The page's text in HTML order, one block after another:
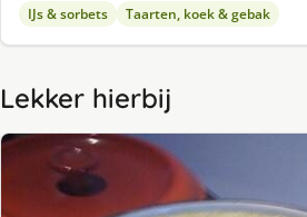
IJs & sorbets Taarten, koek & gebak
Lekker hierbij